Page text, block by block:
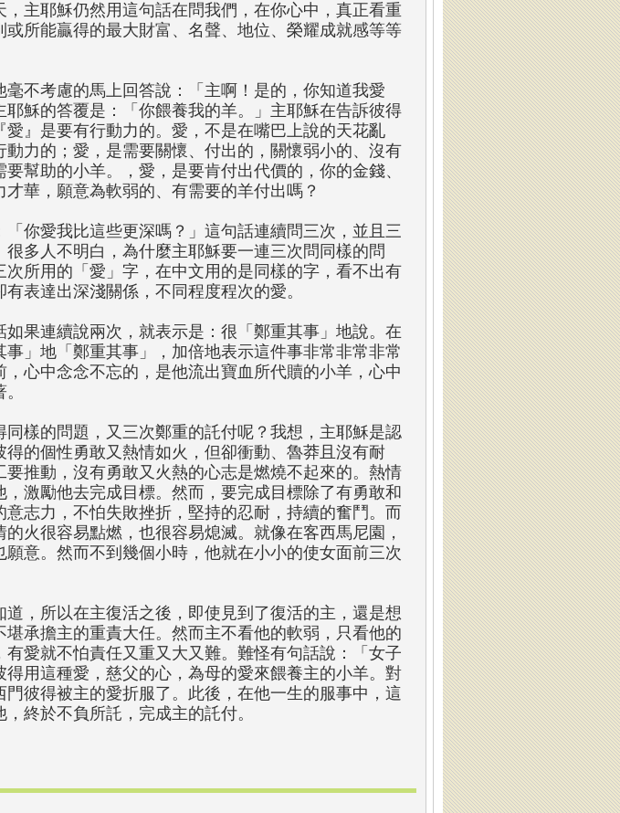
主耶穌仍然用這句話在問我們，在你心中，真正看重
所能贏得的最大財富、名聲、地位、榮耀成就感等等
不考慮的馬上回答說：「主啊！是的，你知道我愛
穌的答覆是：「你餵養我的羊。」主耶穌在告訴彼得
』是要有行動力的。愛，不是在嘴巴上說的天花亂
力的；愛，是需要關懷、付出的，關懷弱小的、沒有
幫助的小羊。，愛，是要肯付出代價的，你的金錢、
華，願意為軟弱的、有需要的羊付出嗎？
你愛我比這些更深嗎？」這句話連續問三次，並且三
多人不明白，為什麼主耶穌要一連三次問同樣的問
所用的「愛」字，在中文用的是同樣的字，看不出有
表達出深淺關係，不同程度程次的愛。
果連續說兩次，就表示是：很「鄭重其事」地說。在
」地「鄭重其事」，加倍地表示這件事非常非常非常
心中念念不忘的，是他流出寶血所代贖的小羊，心中
樣的問題，又三次鄭重的託付呢？我想，主耶穌是認
的個性勇敢又熱情如火，但卻衝動、魯莽且沒有耐
推動，沒有勇敢又火熱的心志是燃燒不起來的。熱情
激勵他去完成目標。然而，要完成目標除了有勇敢和
志力，不怕失敗挫折，堅持的忍耐，持續的奮鬥。而
火很容易點燃，也很容易熄滅。就像在客西馬尼園，
意。然而不到幾個小時，他就在小小的使女面前三次
，所以在主復活之後，即使見到了復活的主，還是想
堪承擔主的重責大任。然而主不看他的軟弱，只看他的
愛就不怕責任又重又大又難。難怪有句話說：「女子
用這種愛，慈父的心，為母的愛來餵養主的小羊。對
彼得被主的愛折服了。此後，在他一生的服事中，這
終於不負所託，完成主的託付。